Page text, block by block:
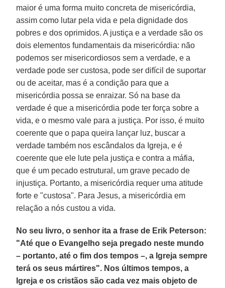
maior é uma forma muito concreta de misericórdia,
assim como lutar pela vida e pela dignidade dos
pobres e dos oprimidos. A justiça e a verdade são os
dois elementos fundamentais da misericórdia: não
podemos ser misericordiosos sem a verdade, e a
verdade pode ser custosa, pode ser difícil de suportar
ou de aceitar, mas é a condição para que a
misericórdia possa se enraizar. Só na base da
verdade é que a misericórdia pode ter força sobre a
vida, e o mesmo vale para a justiça. Por isso, é muito
coerente que o papa queira lançar luz, buscar a
verdade também nos escândalos da Igreja, e é
coerente que ele lute pela justiça e contra a máfia,
que é um pecado estrutural, um grave pecado de
injustiça. Portanto, a misericórdia requer uma atitude
forte e "custosa". Para Jesus, a misericórdia em
relação a nós custou a vida.
No seu livro, o senhor ita a frase de Erik Peterson:
"Até que o Evangelho seja pregado neste mundo
– portanto, até o fim dos tempos –, a Igreja sempre
terá os seus mártires". Nos últimos tempos, a
Igreja e os cristãos são cada vez mais objeto de